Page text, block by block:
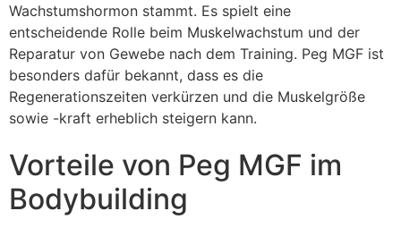
Wachstumshormon stammt. Es spielt eine
entscheidende Rolle beim Muskelwachstum und der
Reparatur von Gewebe nach dem Training. Peg MGF ist
besonders dafür bekannt, dass es die
Regenerationszeiten verkürzen und die Muskelgröße
sowie -kraft erheblich steigern kann.
Vorteile von Peg MGF im
Bodybuilding